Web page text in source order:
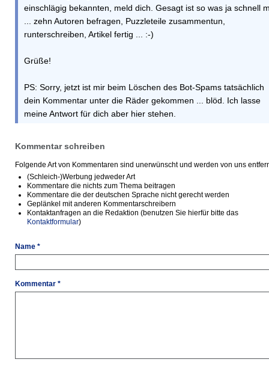
einschlägig bekannten, meld dich. Gesagt ist so was ja schnell
... zehn Autoren befragen, Puzzleteile zusammentun,
runterschreiben, Artikel fertig ... :-)
Grüße!
PS: Sorry, jetzt ist mir beim Löschen des Bot-Spams tatsächlich
dein Kommentar unter die Räder gekommen ... blöd. Ich lasse
meine Antwort für dich aber hier stehen.
Kommentar schreiben
Folgende Art von Kommentaren sind unerwünscht und werden von uns
(Schleich-)Werbung jedweder Art
Kommentare die nichts zum Thema beitragen
Kommentare die der deutschen Sprache nicht gerecht werden
Geplänkel mit anderen Kommentarschreibern
Kontaktanfragen an die Redaktion (benutzen Sie hierfür bitte das
Kontaktformular)
Name *
Kommentar *